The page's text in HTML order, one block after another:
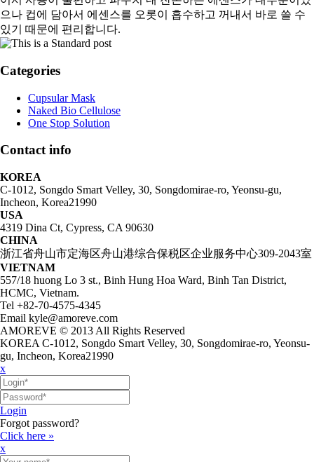
으나 컵에 담아서 에센스를 오롯이 흡수하고 꺼내서 바로 쓸 수
있기 때문에 편리합니다.
Categories
Cupsular Mask
Naked Bio Cellulose
One Stop Solution
Contact info
KOREA
C-1012, Songdo Smart Velley, 30, Songdomirae-ro, Yeonsu-gu,
Incheon, Korea21990
USA
4319 Dina Ct, Cypress, CA 90630
CHINA
浙江省舟山市定海区舟山港综合保税区企业服务中心309-2043室
VIETNAM
557/18 huong Lo 3 st., Binh Hung Hoa Ward, Binh Tan District,
HCMC, Vietnam.
Tel +82-70-4575-4345
Email kyle@amoreve.com
AMOREVE © 2013 All Rights Reserved
KOREA C-1012, Songdo Smart Velley, 30, Songdomirae-ro, Yeonsu-
gu, Incheon, Korea21990
x
Login
Forgot password?
Click here »
x